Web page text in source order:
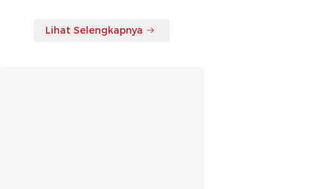
Lihat Selengkapnya